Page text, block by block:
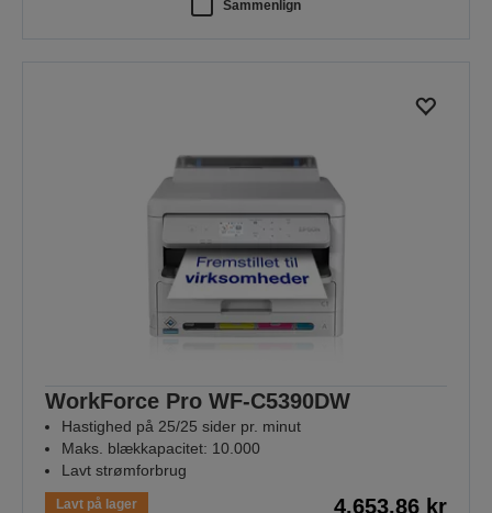
Sammenlign
WorkForce Pro WF-C5390DW
Hastighed på 25/25 sider pr. minut
Maks. blækkapacitet: 10.000
Lavt strømforbrug
Lavt på lager 4.653,86 kr